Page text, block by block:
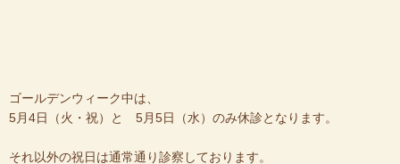
ゴールデンウィーク中は、
5月4日（火・祝）と 5月5日（水）のみ休診となります。
それ以外の祝日は通常通り診察しております。